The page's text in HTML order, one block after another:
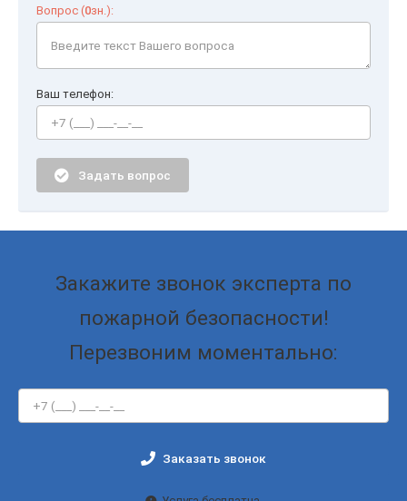
Вопрос (0зн.):
Ваш телефон:
Задать вопрос
Закажите звонок эксперта по
пожарной безопасности!
Перезвоним моментально:
Заказать звонок